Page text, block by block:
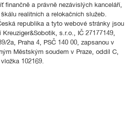
finančně a právně nezávislých kanceláří,
realitních a relokačních služeb.
republika a tyto webové stránky jsou
s.r.o., IČ 27177149,
2a, Praha 4, PSČ 140 00, zapsanou v
Městským soudem v Praze, oddíl C,
vložka 102169.